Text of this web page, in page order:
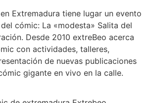
Extremadura tiene lugar un evento
cómic: La «modesta» Salita del
Desde 2010 extreBeo acerca
con actividades, talleres,
de nuevas publicaciones
gigante en vivo en la calle.